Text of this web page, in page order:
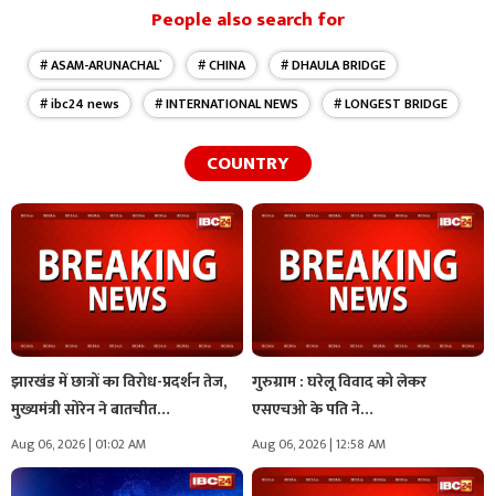
People also search for
# ASAM-ARUNACHAL` # CHINA
# DHAULA BRIDGE
# ibc24 news
# INTERNATIONAL NEWS # LONGEST BRIDGE
COUNTRY
झारखंड में छात्रों का विरोध-प्रदर्शन तेज,
मुख्यमंत्री सोरेन ने बातचीत…
Aug 06, 2026 | 01:02 AM
गुरुग्राम : घरेलू विवाद को लेकर
एसएचओ के पति ने…
Aug 06, 2026 | 12:58 AM